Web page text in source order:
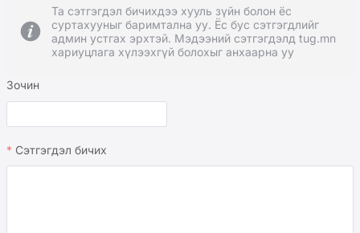
Та сэтгэгдэл бичихдээ хууль зүйн болон ёс
суртахууныг баримтална уу. Ёс бус сэтгэгдлийг
админ устгах эрхтэй. Мэдээний сэтгэгдэлд tug.mn
хариуцлага хүлээхгүй болохыг анхаарна уу
Зочин
Сэтгэгдэл бичих